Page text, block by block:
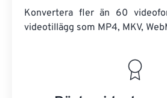
Konvertera fler än 60
videotillägg som MP4, MKV,